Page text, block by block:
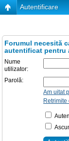
Autentificare
Forumul necesită
autentificat pentru
Nume
utilizator:
Parolă:
Am uitat